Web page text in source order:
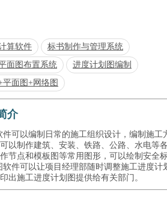
算软件
标书制作与管理系统
面图布置系统
进度计划图编制
平面图+网络图
介
件可以编制日常的施工组织设计，编制施工
以制作建筑、安装、铁路、公路、水电等
节点和模板图等常用图形，可以绘制安全
软件可以让项目经理部随时调整施工进度计
出施工进度计划图提供给有关部门。